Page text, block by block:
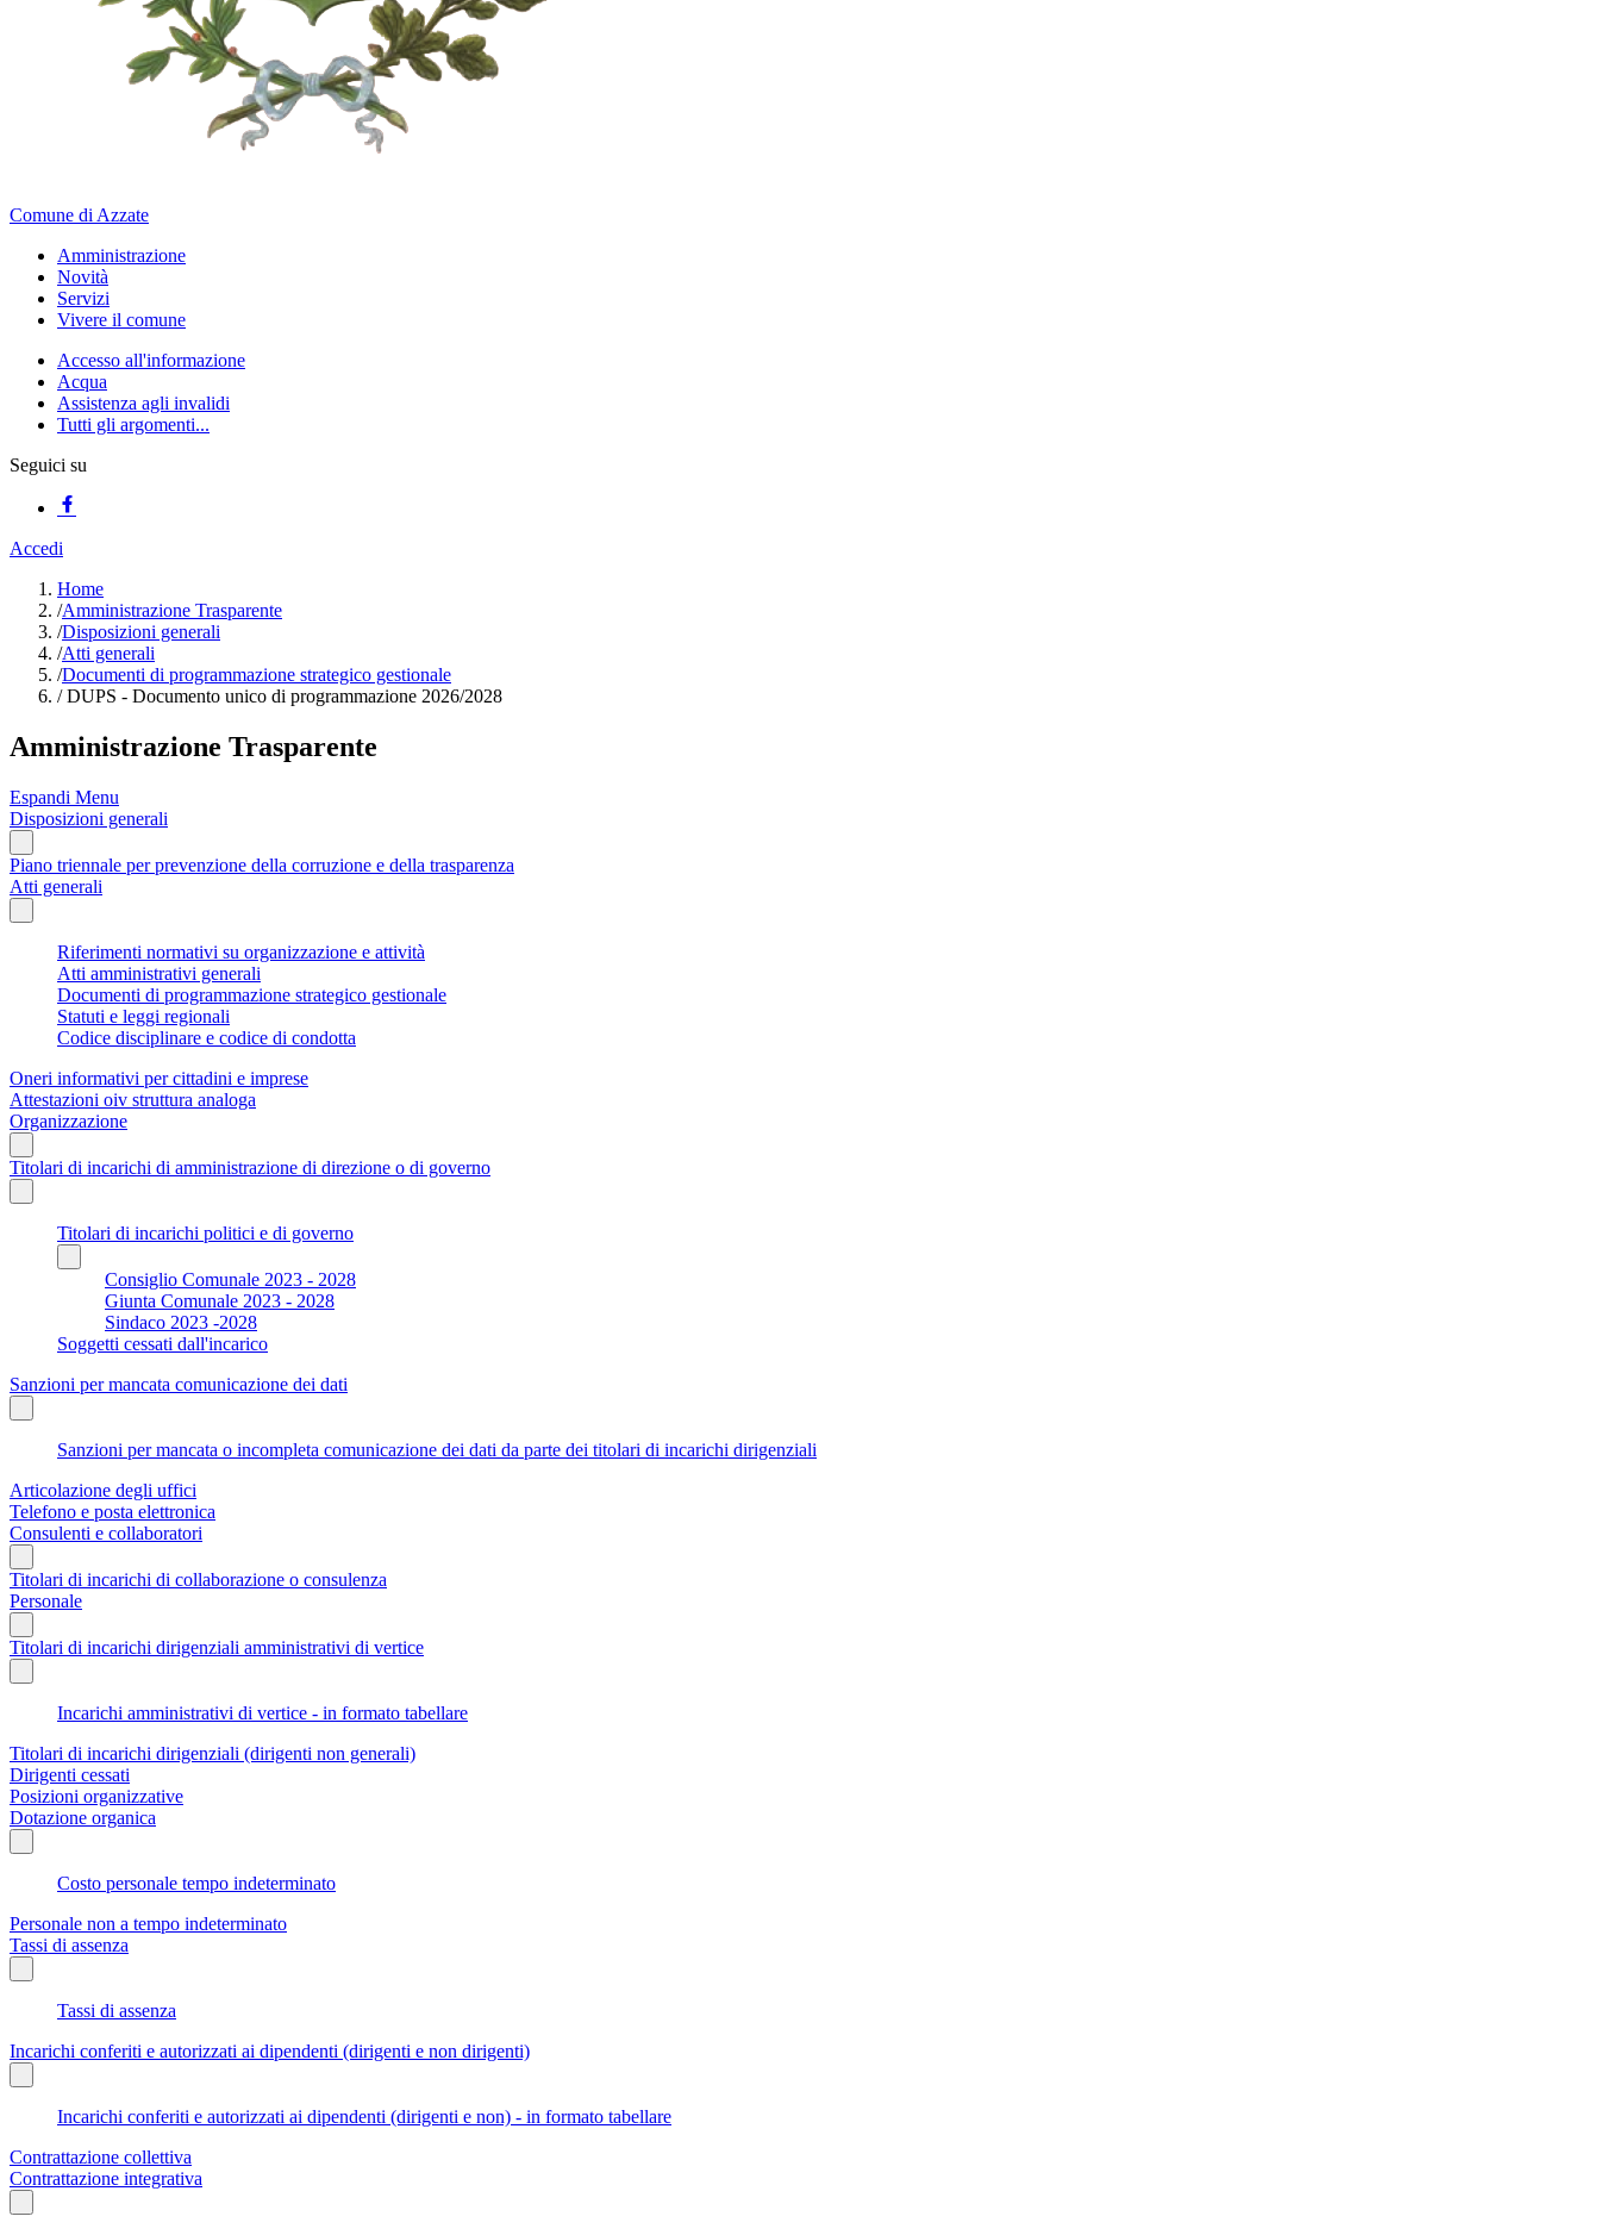
Comune di Azzate
Amministrazione
Novità
Servizi
Vivere il comune
Accesso all'informazione
Acqua
Assistenza agli invalidi
Tutti gli argomenti...
Seguici su
Accedi
Home
/Amministrazione Trasparente
/Disposizioni generali
/Atti generali
/Documenti di programmazione strategico gestionale
/DUPS - Documento unico di programmazione 2026/2028
Amministrazione Trasparente
Espandi Menu
Disposizioni generali
Piano triennale per prevenzione della corruzione e della trasparenza
Atti generali
Riferimenti normativi su organizzazione e attività
Atti amministrativi generali
Documenti di programmazione strategico gestionale
Statuti e leggi regionali
Codice disciplinare e codice di condotta
Oneri informativi per cittadini e imprese
Attestazioni oiv struttura analoga
Organizzazione
Titolari di incarichi di amministrazione di direzione o di governo
Titolari di incarichi politici e di governo
Consiglio Comunale 2023 - 2028
Giunta Comunale 2023 - 2028
Sindaco 2023 -2028
Soggetti cessati dall'incarico
Sanzioni per mancata comunicazione dei dati
Sanzioni per mancata o incompleta comunicazione dei dati da parte dei titolari di incarichi dirigenziali
Articolazione degli uffici
Telefono e posta elettronica
Consulenti e collaboratori
Titolari di incarichi di collaborazione o consulenza
Personale
Titolari di incarichi dirigenziali amministrativi di vertice
Incarichi amministrativi di vertice - in formato tabellare
Titolari di incarichi dirigenziali (dirigenti non generali)
Dirigenti cessati
Posizioni organizzative
Dotazione organica
Costo personale tempo indeterminato
Personale non a tempo indeterminato
Tassi di assenza
Tassi di assenza
Incarichi conferiti e autorizzati ai dipendenti (dirigenti e non dirigenti)
Incarichi conferiti e autorizzati ai dipendenti (dirigenti e non) - in formato tabellare
Contrattazione collettiva
Contrattazione integrativa